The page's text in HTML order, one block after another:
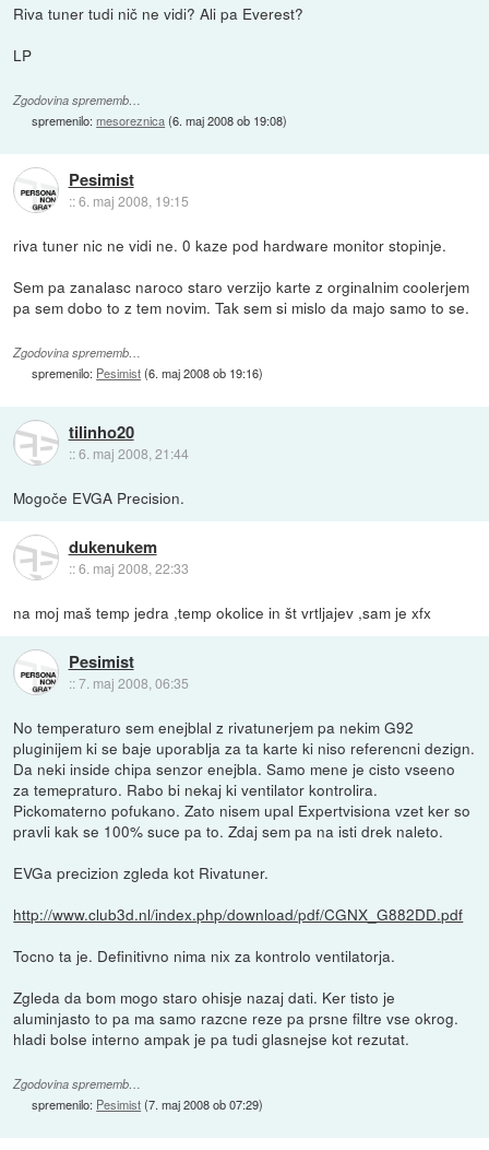
Riva tuner tudi nič ne vidi? Ali pa Everest?
LP
Zgodovina sprememb…
spremenilo:mesoreznica(6. maj 2008 ob 19:08)
Pesimist
::6. maj 2008, 19:15
riva tuner nic ne vidi ne. 0 kaze pod hardware monitor stopinje.
Sem pa zanalasc naroco staro verzijo karte z orginalnim coolerjem
pa sem dobo to z tem novim. Tak sem si mislo da majo samo to se.
Zgodovina sprememb…
spremenilo: Pesimist(6. maj 2008 ob 19:16)
tilinho20
::6. maj 2008, 21:44
Mogoče EVGA Precision.
dukenukem
::6. maj 2008, 22:33
na moj maš temp jedra ,temp okolice in št vrtljajev ,sam je xfx
Pesimist
::7. maj 2008, 06:35
No temperaturo sem enejblal z rivatunerjem pa nekim G92
pluginijem ki se baje uporablja za ta karte ki niso referencni dezign.
Da neki inside chipa senzor enejbla. Samo mene je cisto vseeno
za temepraturo. Rabo bi nekaj ki ventilator kontrolira.
Pickomaterno pofukano. Zato nisem upal Expertvisiona vzet ker so
pravli kak se 100% suce pa to. Zdaj sem pa na isti drek naleto.
EVGa precizion zgleda kot Rivatuner.
http://www.club3d.nl/index.php/download/pdf/CGNX_G882DD.pdf
Tocno ta je. Definitivno nima nix za kontrolo ventilatorja.
Zgleda da bom mogo staro ohisje nazaj dati. Ker tisto je
aluminjasto to pa ma samo razcne reze pa prsne filtre vse okrog.
hladi bolse interno ampak je pa tudi glasnejse kot rezutat.
Zgodovina sprememb…
spremenilo: Pesimist(7. maj 2008 ob 07:29)